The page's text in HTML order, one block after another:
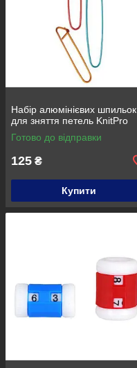
Набір алюмінієвих шпильок
для зняття петель KnitPro
Готово до відправки
125 ₴
Купити